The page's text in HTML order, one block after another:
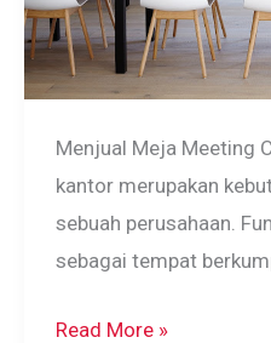
Menjual Meja Meeting
kantor merupakan
sebuah perusahaan.
sebagai tempat
Meja
Read More »